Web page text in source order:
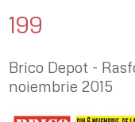
199
Brico Depot -
noiembrie 2015